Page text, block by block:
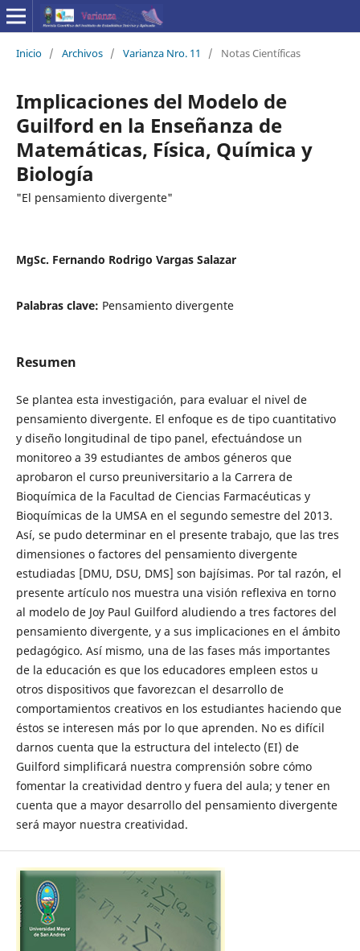
Inicio / Archivos / Varianza Nro. 11 / Notas Científicas
Implicaciones del Modelo de
Guilford en la Enseñanza de
Matemáticas, Física, Química y
Biología
"El pensamiento divergente"
MgSc. Fernando Rodrigo Vargas Salazar
Palabras clave: Pensamiento divergente
Resumen
Se plantea esta investigación, para evaluar el nivel de
pensamiento divergente. El enfoque es de tipo cuantitativo
y diseño longitudinal de tipo panel, efectuándose un
monitoreo a 39 estudiantes de ambos géneros que
aprobaron el curso preuniversitario a la Carrera de
Bioquímica de la Facultad de Ciencias Farmacéuticas y
Bioquímicas de la UMSA en el segundo semestre del 2013.
Así, se pudo determinar en el presente trabajo, que las tres
dimensiones o factores del pensamiento divergente
estudiadas [DMU, DSU, DMS] son bajísimas. Por tal razón, el
presente artículo nos muestra una visión reflexiva en torno
al modelo de Joy Paul Guilford aludiendo a tres factores del
pensamiento divergente, y a sus implicaciones en el ámbito
pedagógico. Así mismo, una de las fases más importantes
de la educación es que los educadores empleen estos u
otros dispositivos que favorezcan el desarrollo de
comportamientos creativos en los estudiantes haciendo que
éstos se interesen más por lo que aprenden. No es difícil
darnos cuenta que la estructura del intelecto (EI) de
Guilford simplificará nuestra comprensión sobre cómo
fomentar la creatividad dentro y fuera del aula; y tener en
cuenta que a mayor desarrollo del pensamiento divergente
será mayor nuestra creatividad.